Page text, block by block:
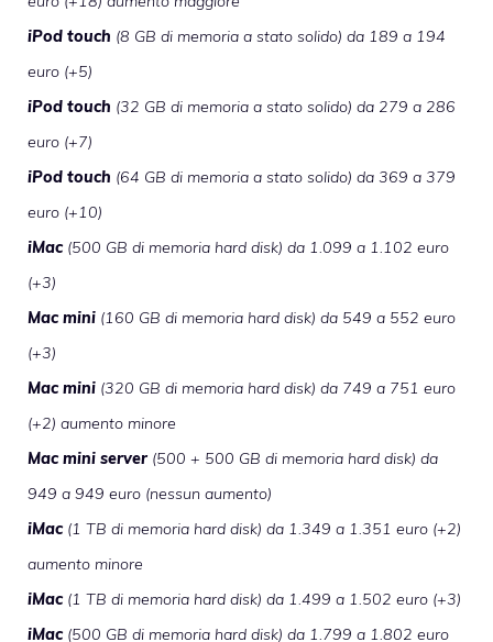
iPod touch (8 GB di memoria a stato solido) da 189 a 194
euro (+5)
iPod touch (32 GB di memoria a stato solido) da 279 a 286
euro (+7)
iPod touch (64 GB di memoria a stato solido) da 369 a 379
euro (+10)
iMac(500 GB di memoria hard disk) da 1.099 a 1.102 euro
(+3)
Mac mini (160 GB di memoria hard disk) da 549 a 552 euro
(+3)
Mac mini (320 GB di memoria hard disk) da 749 a 751 euro
(+2) aumento minore
Mac mini server (500 + 500 GB di memoria hard disk) da
949 a 949 euro (nessun aumento)
iMac(1 TB di memoria hard disk) da 1.349 a 1.351 euro (+2)
aumento minore
iMac(1 TB di memoria hard disk) da 1.499 a 1.502 euro (+3)
iMac(500 GB di memoria hard disk) da 1.799 a 1.802 euro